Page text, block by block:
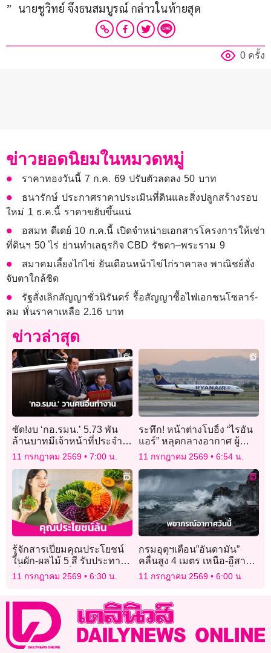
”  นายชูวิทย์ จึงธนสมบูรณ์ กล่าวในท้ายสุด
0 ครั้ง
ข่าวยอดนิยมในหมวดหมู่
ราคาทองวันนี้ 7 ก.ค. 69 ปรับตัวลดลง 50 บาท
ธนารักษ์ ประกาศราคาประเมินที่ดินและสิ่งปลูกสร้างรอบ
ใหม่ 1 ธ.ค.นี้ ราคาขยับขึ้นแน่
อสมท ดีเดย์ 10 ก.ค.นี้ เปิดจำหน่ายเอกสารโครงการให้เช่า
ที่ดินฯ 50 ไร่ ย่านทำเลธุรกิจ CBD รัชดา–พระราม 9
สมาคมเลี้ยงไก่ไข่ ยันเดือนหน้าไข่ไก่ราคาลง พาณิชย์สั่ง
จับตาใกล้ชิด
รัฐสั่งเลิกสัญญาชั่วนิรันดร์ รื้อสัญญาซื้อไฟเอกชนโซลาร์-
ลม หั่นราคาเหลือ 2.16 บาท
ข่าวล่าสุด
ซัด!งบ ‘กอ.รมน.’ 5.73 พัน
ล้านบาทมีเจ้าหน้าที่ประจำ
200 คน ‘ใช้เงินนำหน้า วาน
คนอื่นทำงาน’
11 กรกฎาคม 2569 7:00 น.
ระทึก! หน้าต่างโบอิ้ง “ไรอัน
แอร์” หลุดกลางอากาศ ผู้
โดยสารหวิดถูกดูดออกนอก
11 กรกฎาคม 2569 6:54 น.
รู้จักสารเปี่ยมคุณประโยชน์
ในผัก-ผลไม้ 5 สี รับประทาน
เพื่อสุขภาพแข็งแรง
11 กรกฎาคม 2569 6:30 น.
กรมอุตุฯเตือน”อันดามัน”
คลื่นสูง 4 เมตร เหนือ-อีสาน-
ตะวันออก อ่วม! ระวังน้ำป่า
หลากท่วมฉับพลัน!
11 กรกฎาคม 2569 6:00 น.